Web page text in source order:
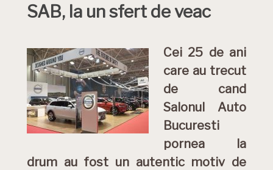
SAB, la un sfert de veac
Cei 25 de ani
care au trecut
de cand
Salonul Auto
Bucuresti
pornea la
drum au fost un autentic motiv de